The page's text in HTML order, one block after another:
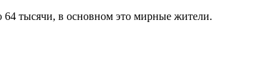
64 тысячи, в основном это мирные жители.